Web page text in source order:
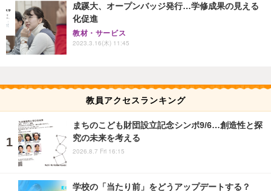
成蹊大、オープンバッジ発行…学修成果の見える
化促進
教材・サービス
2023.3.16(木) 11:45
教員アクセスランキング
まちのこども財団設立記念シンポ9/6…創造性と探
究の未来を考える
2026.8.7 Fri 16:15
学校の「当たり前」をどうアップデートする？